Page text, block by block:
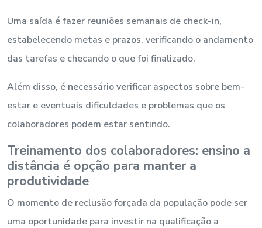
Uma saída é fazer reuniões semanais de check-in,
estabelecendo metas e prazos, verificando o andamento
das tarefas e checando o que foi finalizado.
Além disso, é necessário verificar aspectos sobre bem-
estar e eventuais dificuldades e problemas que os
colaboradores podem estar sentindo.
Treinamento dos colaboradores: ensino a
distância é opção para manter a
produtividade
O momento de reclusão forçada da população pode ser
uma oportunidade para investir na qualificação a